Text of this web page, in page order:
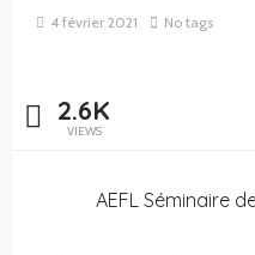
4 février 2021 No tags
2.6K
VIEWS
AEFL Séminaire